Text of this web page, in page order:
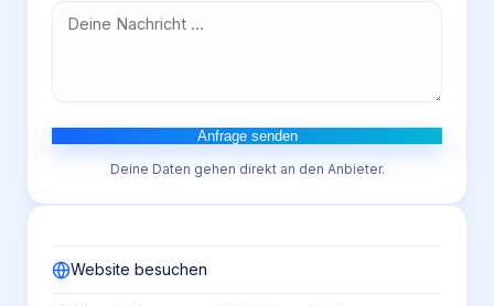
Anfrage senden
Deine Daten gehen direkt an den Anbieter.
Website besuchen